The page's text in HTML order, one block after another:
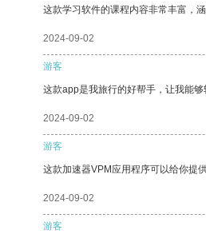
这款学习软件的课程内容非常丰富，
2024-09-02
游客
这款app是我旅行的好帮手，让我能够
2024-09-02
游客
这款加速器VPM应用程序可以给你提
2024-09-02
游客